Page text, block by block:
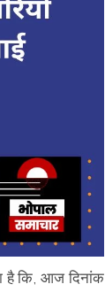
है कि, आज दिनांक